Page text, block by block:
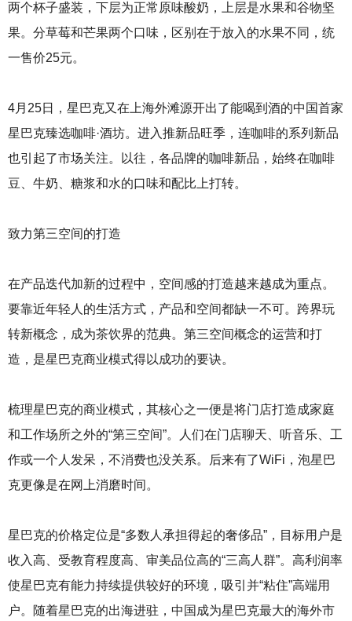
两个杯子盛装，下层为正常原味酸奶，上层是水果和谷物坚
果。分草莓和芒果两个口味，区别在于放入的水果不同，统
一售价25元。
4月25日，星巴克又在上海外滩源开出了能喝到酒的中国首家
星巴克臻选咖啡·酒坊。进入推新品旺季，连咖啡的系列新品
也引起了市场关注。以往，各品牌的咖啡新品，始终在咖啡
豆、牛奶、糖浆和水的口味和配比上打转。
致力第三空间的打造
在产品迭代加新的过程中，空间感的打造越来越成为重点。
要靠近年轻人的生活方式，产品和空间都缺一不可。跨界玩
转新概念，成为茶饮界的范典。第三空间概念的运营和打
造，是星巴克商业模式得以成功的要诀。
梳理星巴克的商业模式，其核心之一便是将门店打造成家庭
和工作场所之外的“第三空间”。人们在门店聊天、听音乐、工
作或一个人发呆，不消费也没关系。后来有了WiFi，泡星巴
克更像是在网上消磨时间。
星巴克的价格定位是“多数人承担得起的奢侈品”，目标用户是
收入高、受教育程度高、审美品位高的“三高人群”。高利润率
使星巴克有能力持续提供较好的环境，吸引并“粘住”高端用
户。随着星巴克的出海进驻，中国成为星巴克最大的海外市